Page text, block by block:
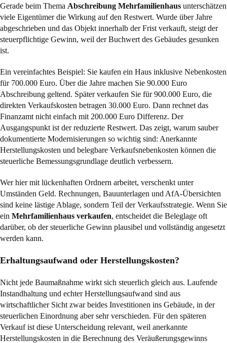
Gerade beim Thema Abschreibung Mehrfamilienhaus unterschätzen
viele Eigentümer die Wirkung auf den Restwert. Wurde über Jahre
abgeschrieben und das Objekt innerhalb der Frist verkauft, steigt der
steuerpflichtige Gewinn, weil der Buchwert des Gebäudes gesunken
ist.
Ein vereinfachtes Beispiel: Sie kaufen ein Haus inklusive Nebenkosten
für 700.000 Euro. Über die Jahre machen Sie 90.000 Euro
Abschreibung geltend. Später verkaufen Sie für 900.000 Euro, die
direkten Verkaufskosten betragen 30.000 Euro. Dann rechnet das
Finanzamt nicht einfach mit 200.000 Euro Differenz. Der
Ausgangspunkt ist der reduzierte Restwert. Das zeigt, warum sauber
dokumentierte Modernisierungen so wichtig sind: Anerkannte
Herstellungskosten und belegbare Verkaufsnebenkosten können die
steuerliche Bemessungsgrundlage deutlich verbessern.
Wer hier mit lückenhaften Ordnern arbeitet, verschenkt unter
Umständen Geld. Rechnungen, Bauunterlagen und AfA-Übersichten
sind keine lästige Ablage, sondern Teil der Verkaufsstrategie. Wenn Sie
ein Mehrfamilienhaus verkaufen, entscheidet die Beleglage oft
darüber, ob der steuerliche Gewinn plausibel und vollständig angesetzt
werden kann.
Erhaltungsaufwand oder Herstellungskosten?
Nicht jede Baumaßnahme wirkt sich steuerlich gleich aus. Laufende
Instandhaltung und echter Herstellungsaufwand sind aus
wirtschaftlicher Sicht zwar beides Investitionen ins Gebäude, in der
steuerlichen Einordnung aber sehr verschieden. Für den späteren
Verkauf ist diese Unterscheidung relevant, weil anerkannte
Herstellungskosten in die Berechnung des Veräußerungsgewinns